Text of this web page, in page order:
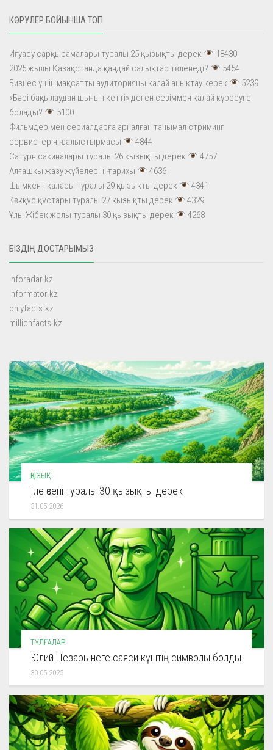
КӨРУЛЕР БОЙЫНША ТОП
Игуасу сарқырамалары туралы 25 қызықты дерек
18430
2025 жылы Қазақстанда қандай салықтар төленеді?
5454
Бизнес үшін мақсатты аудиторияны қалай анықтау керек
5239
«Бәрі бақылаудан шығып кетті» деген сезіммен қалай күресуге
болады?
5100
Фильмдер мен сериалдарға арналған танымал стриминг
сервистерінің салыстырмасы
4844
Сатурн сақиналары туралы 26 қызықты дерек
4757
Алғашқы жазу жүйелерінің тарихы
4636
Шымкент қаласы туралы 29 қызықты дерек
4341
Көкқұс құстары туралы 27 қызықты дерек
4329
Ұлы Жібек жолы туралы 30 қызықты дерек
4268
БІЗДІҢ ДОСТАРЫМЫЗ
inforadar.kz
informator.kz
onlyfacts.kz
millionfacts.kz
ҚЫЗЫҚ
Іле өзені туралы 30 қызықты дерек
31.05.2026
ТҰЛҒАЛАР
Юлий Цезарь неге саяси күштің символы болды
30.05.2025